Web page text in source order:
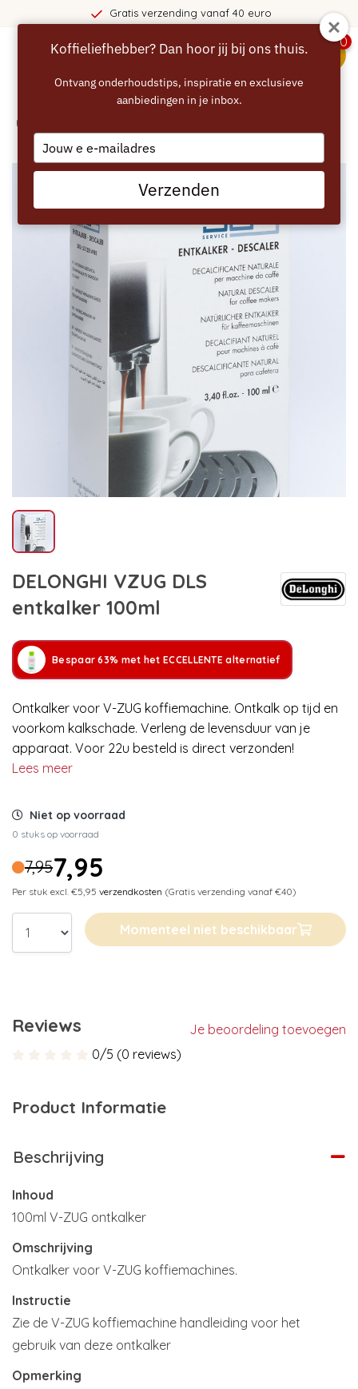
Gratis verzending vanaf 40 euro
0
Home
DELONGHI VZUG DLS
entkalker 100ml
Bespaar 63% met het ECCELLENTE alternatief
Ontkalker voor V-ZUG koffiemachine. Ontkalk op tijd en
voorkom kalkschade. Verleng de levensduur van je
apparaat. Voor 22u besteld is direct verzonden!
Lees meer
Niet op voorraad
0 stuks op voorraad
7,957,95
Per stuk excl. €5,95 verzendkosten (Gratis verzending vanaf €40)
Momenteel niet beschikbaar
Reviews
Je beoordeling toevoegen
0/5 (0 reviews)
Product Informatie
Beschrijving
Inhoud
100ml V-ZUG ontkalker
Omschrijving
Ontkalker voor V-ZUG koffiemachines.
Instructie
Zie de V-ZUG koffiemachine handleiding voor het
gebruik van deze ontkalker
Opmerking
Koffieliefhebber? Dan hoor jij bij ons thuis.
Ontvang onderhoudstips, inspiratie en exclusieve
aanbiedingen in je inbox.
Type
your
email
Verzenden